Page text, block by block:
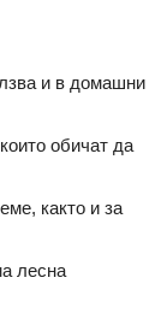
и в домашни
обичат да
както и за
лесна